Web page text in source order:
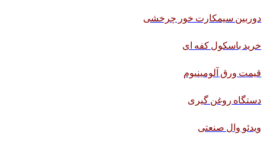
دوربین سیمکارت خور چرخشی
خرید باسکول کفه ای
قیمت ورق آلومینیوم
دستگاه روغن گیری
ویدئو وال صنعتی